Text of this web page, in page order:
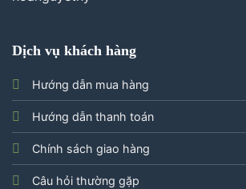
Dịch vụ khách hàng
Hướng dẫn mua hàng
Hướng dẫn thanh toán
Chính sách giao hàng
Câu hỏi thường gặp